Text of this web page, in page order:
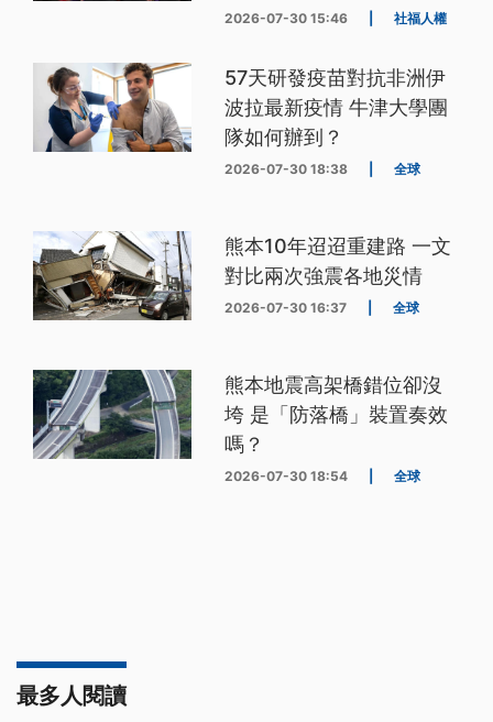
2026-07-30 15:46 社福人權
57天研發疫苗對抗非洲伊
波拉最新疫情 牛津大學團
隊如何辦到？
2026-07-30 18:38 全球
熊本10年迢迢重建路 一文
對比兩次強震各地災情
2026-07-30 16:37 全球
熊本地震高架橋錯位卻沒
垮 是「防落橋」裝置奏效
嗎？
2026-07-30 18:54 全球
最多人閱讀